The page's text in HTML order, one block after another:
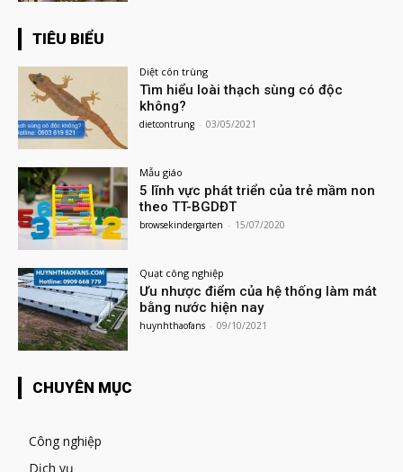
TIÊU BIỂU
Diệt côn trùng
Tìm hiểu loài thạch sùng có độc
không?
dietcontrung - 03/05/2021
Mẫu giáo
5 lĩnh vực phát triển của trẻ mầm non
theo TT-BGDĐT
browsekindergarten - 15/07/2020
Quạt công nghiệp
Ưu nhược điểm của hệ thống làm mát
bằng nước hiện nay
huynhthaofans - 09/10/2021
CHUYÊN MỤC
Công nghiệp
Dịch vụ